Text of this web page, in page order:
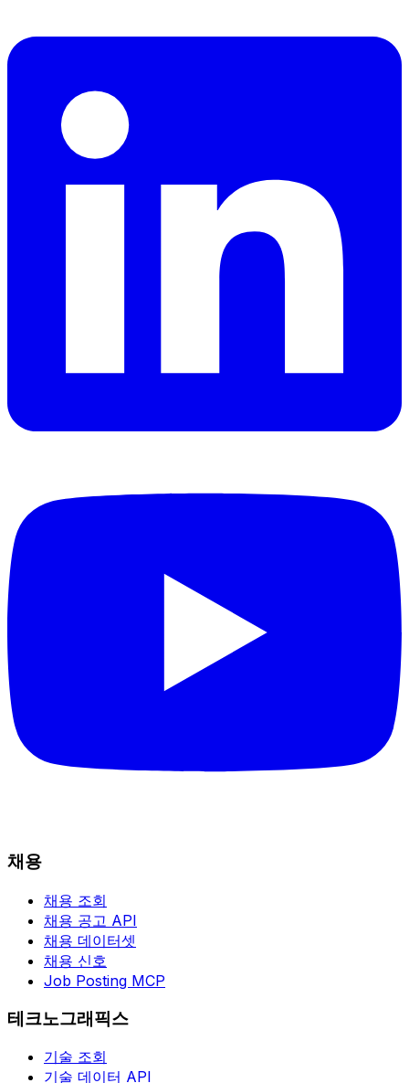
채용
채용 조회
채용 공고 API
채용 데이터셋
채용 신호
Job Posting MCP
테크노그래픽스
기술 조회
기술 데이터 API